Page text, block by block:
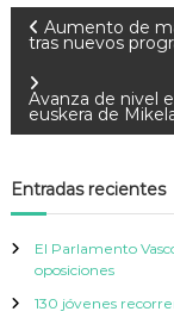
N
v
e
g
a
Aumento de
tras nuevos
Avanza de nivel
euskera de
Entradas recientes
El Parlamento
oposiciones
130 jóvenes